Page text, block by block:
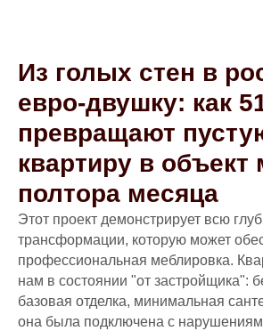
Из голых стен в
евро-двушку: как
превращают
квартиру в объект
полтора месяца
Этот проект демонстрирует всю
трансформации, которую может
профессиональная меблировка.
нам в состоянии "от застройщика":
базовая отделка, минимальная
она была подключена с